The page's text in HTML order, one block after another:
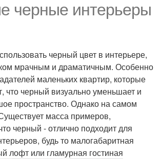
черные интерьеры
черный цвет в интерьере,
мрачным и драматичным. Особенно
маленьких квартир, которые
что черный визуально уменьшает и
пространство. Однако на самом
масса примеров,
черный - отлично подходит для
будь то малогабаритная
лофт или гламурная гостиная